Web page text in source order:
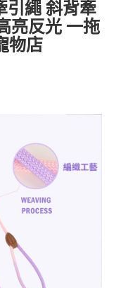
引繩 斜背牽
亮反光 一拖
物店